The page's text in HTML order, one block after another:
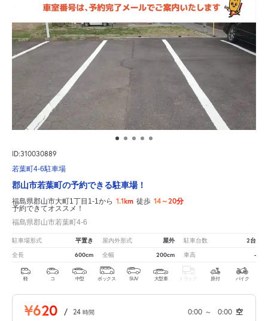
ID:310030889
若葉町4-6駐車場
郡山市若葉町の予約できる駐車場！
福島県郡山市大町1丁目1-1から 1.1km 徒歩 14～20分
予約できてオススメ！
福島県郡山市若葉町4-6
駐車場形式 平置き 屋内外形式 屋外 駐車台数 2台
全長 600cm 全幅 200cm 車高 -
軽 コ 中型 ボックス SUV 大型車 トラック 原付 バイク
¥620 / 24 時間 0:00 ～ 0:00 空